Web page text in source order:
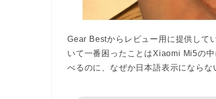
Gear Bestからレビュー用に提供して
いて一番困ったことはXiaomi Mi5の
べるのに、なぜか日本語表示にならな